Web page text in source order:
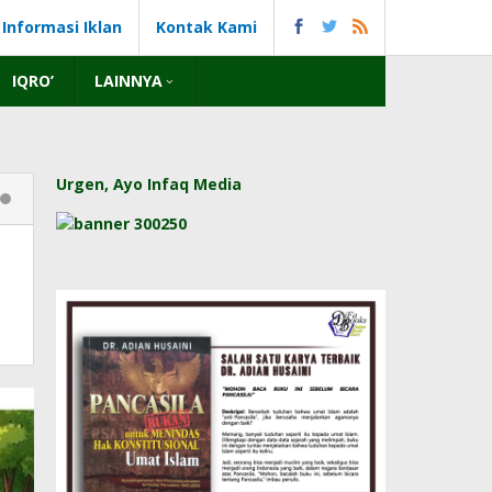
Informasi Iklan Kontak Kami
IQRO’ LAINNYA
Urgen, Ayo Infaq Media